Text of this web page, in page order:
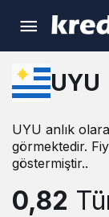
UYU
UYU anlık
görmektedir.
göstermiştir..
0,82